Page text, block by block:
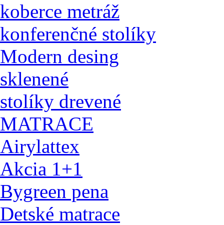
koberce metráž
konferenčné stolíky
Modern desing
sklenené
stolíky drevené
MATRACE
Airylattex
Akcia 1+1
Bygreen pena
Detské matrace